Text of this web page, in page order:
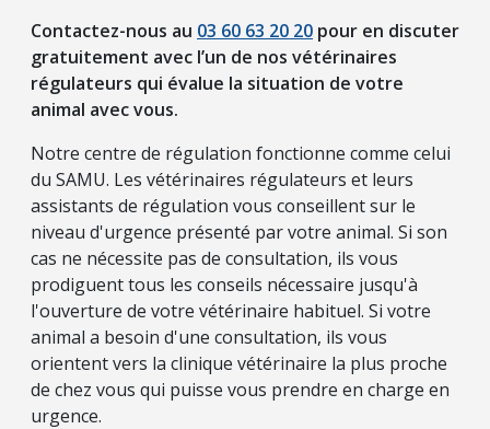
Contactez-nous au 03 60 63 20 20 pour en discuter
gratuitement avec l’un de nos vétérinaires
régulateurs qui évalue la situation de votre
animal avec vous.
Notre centre de régulation fonctionne comme celui
du SAMU. Les vétérinaires régulateurs et leurs
assistants de régulation vous conseillent sur le
niveau d'urgence présenté par votre animal. Si son
cas ne nécessite pas de consultation, ils vous
prodiguent tous les conseils nécessaire jusqu'à
l'ouverture de votre vétérinaire habituel. Si votre
animal a besoin d'une consultation, ils vous
orientent vers la clinique vétérinaire la plus proche
de chez vous qui puisse vous prendre en charge en
urgence.